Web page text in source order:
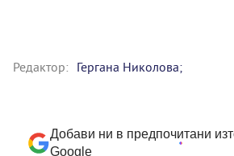
Редактор: Гергана Николова;
Добави ни в предпочитани
Google